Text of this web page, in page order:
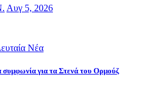
Αυγ 5, 2026
Νέα
για τα Στενά του Ορμούζ